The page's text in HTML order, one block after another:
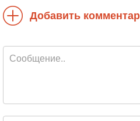
Добавить